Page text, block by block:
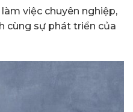
việc chuyên nghiệp,
cùng sự phát triển của